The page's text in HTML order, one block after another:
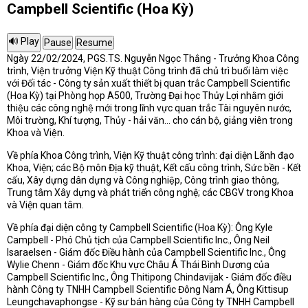
Campbell Scientific (Hoa Kỳ)
Ngày 22/02/2024, PGS.TS. Nguyễn Ngọc Thắng - Trưởng Khoa Công
trình, Viện trưởng Viện Kỹ thuật Công trình đã chủ trì buổi làm việc
với Đối tác - Công ty sản xuất thiết bị quan trắc Campbell Scientific
(Hoa Kỳ) tại Phòng họp A500, Trường Đại học Thủy Lợi nhằm giới
thiệu các công nghệ mới trong lĩnh vực quan trắc Tài nguyên nước,
Môi trường, Khí tượng, Thủy - hải văn… cho cán bộ, giảng viên trong
Khoa và Viện.
Về phía Khoa Công trình, Viện Kỹ thuật công trình: đại diện Lãnh đạo
Khoa, Viện; các Bộ môn Địa kỹ thuật, Kết cấu công trình, Sức bền - Kết
cấu, Xây dựng dân dựng và Công nghiệp, Công trình giao thông,
Trung tâm Xây dựng và phát triển công nghệ; các CBGV trong Khoa
và Viện quan tâm.
Về phía đại diện công ty Campbell Scientific (Hoa Kỳ): Ông Kyle
Campbell - Phó Chủ tịch của Campbell Scientific Inc., Ông Neil
Isaraelsen - Giám đốc Điều hành của Campbell Scientific Inc., Ông
Wylie Chenn - Giám đốc Khu vực Châu Á Thái Bình Dương của
Campbell Scientific Inc., Ông Thitipong Chindavijak - Giám đốc điều
hành Công ty TNHH Campbell Scientific Đông Nam Á, Ông Kittisup
Leungchavaphongse - Kỹ sư bán hàng của Công ty TNHH Campbell